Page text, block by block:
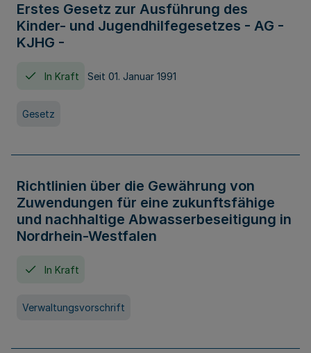
Erstes Gesetz zur Ausführung des
Kinder- und Jugendhilfegesetzes - AG -
KJHG -
In Kraft Seit 01. Januar 1991
Gesetz
Richtlinien über die Gewährung von
Zuwendungen für eine zukunftsfähige
und nachhaltige Abwasserbeseitigung in
Nordrhein-Westfalen
In Kraft
Verwaltungsvorschrift